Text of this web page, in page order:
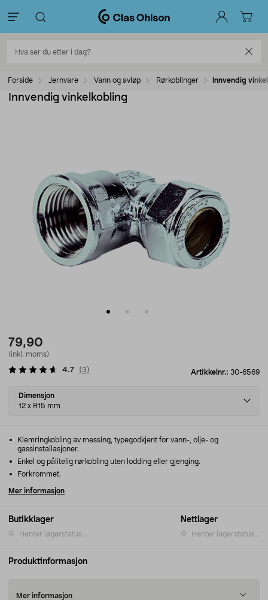
Forside Jernvare Vann og avløp Rørkoblinger Innvendig
Innvendig vinkelkobling
79,90
(inkl. moms)
Artikkelnr.: 30-6569
4.7 (3)
Select
variant
Dimensjon
12 x R15 mm
Butikklager
Henter lagerstatus...
Nettlager
Henter lagerstatus...
Klemringkobling av messing, typegodkjent for vann-, olje- og
gassinstallasjoner.
Enkel og pålitelig rørkobling uten lodding eller gjenging.
Forkrommet.
Mer informasjon
Produktinformasjon
Mer informasjon